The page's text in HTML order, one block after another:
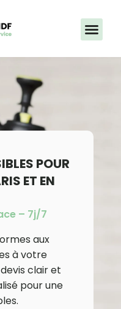
POUR
ET EN
– 7j/7
aux
à votre
clair et
pour une